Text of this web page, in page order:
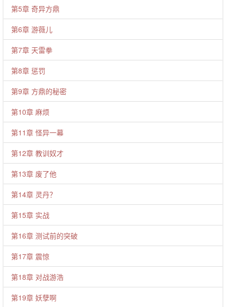
第5章 奇异方鼎
第6章 游薇儿
第7章 天雷拳
第8章 惩罚
第9章 方鼎的秘密
第10章 麻烦
第11章 怪异一幕
第12章 教训奴才
第13章 废了他
第14章 灵丹？
第15章 实战
第16章 测试前的突破
第17章 震惊
第18章 对战游浩
第19章 妖孽啊